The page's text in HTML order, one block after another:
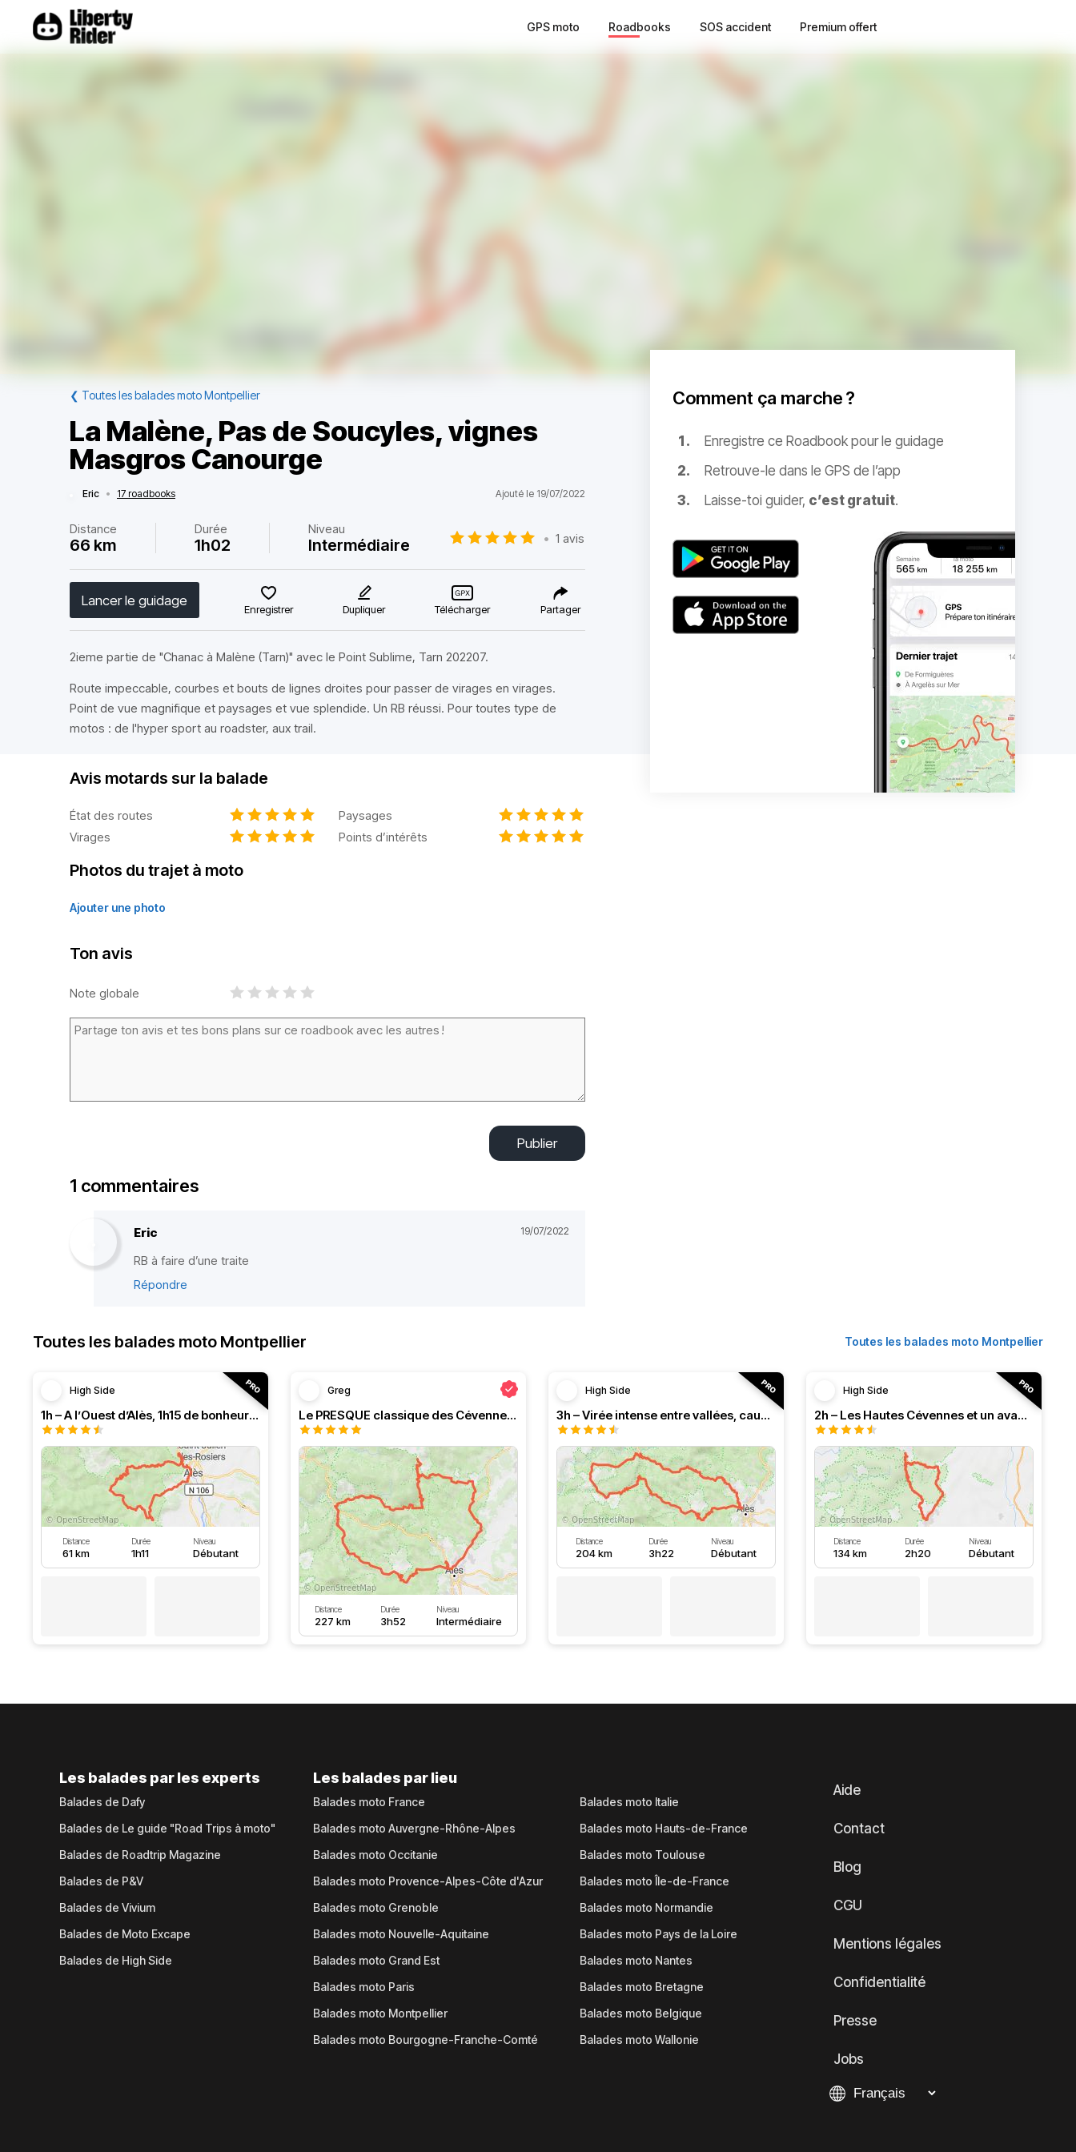
GPS moto Roadbooks SOS accident Premium offert
❮ Toutes les balades moto Montpellier
La Malène, Pas de Soucyles, vignes
Masgros Canourge
Eric • 17 roadbooks Ajouté le 19/07/2022
Distance
66 km
Durée
1h02
Niveau
Intermédiaire • 1 avis
Lancer le guidage
Enregistrer Dupliquer Télécharger Partager
2ieme partie de "Chanac à Malène (Tarn)" avec le Point Sublime, Tarn 202207.
Route impeccable, courbes et bouts de lignes droites pour passer de virages en virages.
Point de vue magnifique et paysages et vue splendide. Un RB réussi. Pour toutes type de
motos : de l'hyper sport au roadster, aux trail.
Comment ça marche ?
Enregistre ce Roadbook pour le guidage
Retrouve-le dans le GPS de l’app
Laisse-toi guider, c’est gratuit.
Avis motards sur la balade
État des routes
Paysages
Virages
Points d’intérêts
Photos du trajet à moto
Ajouter une photo
Ton avis
Note globale
Publier
1 commentaires
Eric 19/07/2022
RB à faire d’une traite
Répondre
Toutes les balades moto Montpellier Toutes les balades moto Montpellier
High Side
1h – A l’Ouest d’Alès, 1h15 de bonheur (HSRF23)
Distance
61 km
Durée
1h11
Niveau
Débutant
Greg
Le PRESQUE classique des Cévennes par Greg
Distance
227 km
Durée
3h52
Niveau
Intermédiaire
High Side
3h – Virée intense entre vallées, causses et monts (HSRF24)
Distance
204 km
Durée
3h22
Niveau
Débutant
High Side
2h – Les Hautes Cévennes et un avant-goût d'Ardèche (HSRF24)
Distance
134 km
Durée
2h20
Niveau
Débutant
Les balades par les experts
Balades de Dafy
Balades de Le guide "Road Trips à moto"
Balades de Roadtrip Magazine
Balades de P&V
Balades de Vivium
Balades de Moto Excape
Balades de High Side
Les balades par lieu
Balades moto France
Balades moto Auvergne-Rhône-Alpes
Balades moto Occitanie
Balades moto Provence-Alpes-Côte d'Azur
Balades moto Grenoble
Balades moto Nouvelle-Aquitaine
Balades moto Grand Est
Balades moto Paris
Balades moto Montpellier
Balades moto Bourgogne-Franche-Comté
Balades moto Italie
Balades moto Hauts-de-France
Balades moto Toulouse
Balades moto Île-de-France
Balades moto Normandie
Balades moto Pays de la Loire
Balades moto Nantes
Balades moto Bretagne
Balades moto Belgique
Balades moto Wallonie
Aide
Contact
Blog
CGU
Mentions légales
Confidentialité
Presse
Jobs